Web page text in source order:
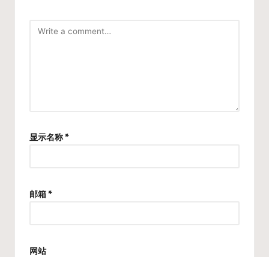
显示名称*
邮箱*
网站